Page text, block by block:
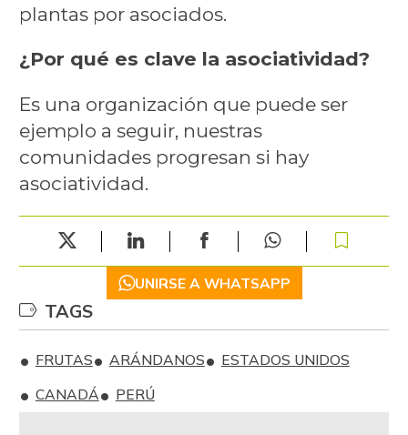
plantas por asociados.
¿Por qué es clave la asociatividad?
Es una organización que puede ser
ejemplo a seguir, nuestras
comunidades progresan si hay
asociatividad.
UNIRSE A WHATSAPP
TAGS
FRUTAS ARÁNDANOS
ESTADOS UNIDOS
CANADÁ
PERÚ